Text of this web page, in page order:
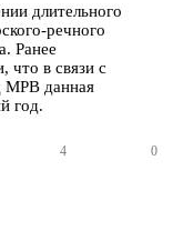
длительного
речного
Ранее
что в связи с
МРВ данная
год.
4 0